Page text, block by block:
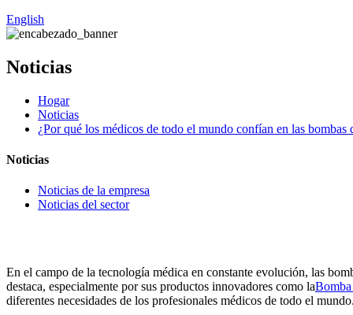
English
Noticias
Hogar
Noticias
¿Por qué los médicos de todo el mundo confían en las
Noticias
Noticias de la empresa
Noticias del sector
En el campo de la tecnología médica en constante evolución, las
destaca, especialmente por sus productos innovadores como la
diferentes necesidades de los profesionales médicos de todo el